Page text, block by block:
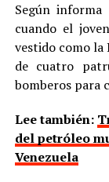
Según
cuando el
vestido como la
de cuatro
bomberos para
Lee también:
del petróleo
Venezuela